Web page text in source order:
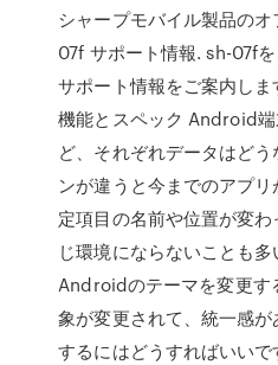
シャープモバイル製品の
07f サポート情報. sh-07f
サポート情報をご案内し
機能とスペック Android
ど、それぞれデータはど
ンが違うと今までのアプ
定項目の名前や位置が変
じ環境にならないことも多
Androidのテーマを変更す
象が変更されて、統一感
するにはどうすればいい